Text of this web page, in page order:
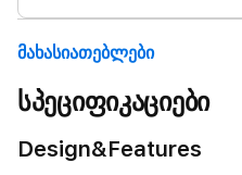
Მახასიათებლები
სპეციფიკაციები
Design&Features